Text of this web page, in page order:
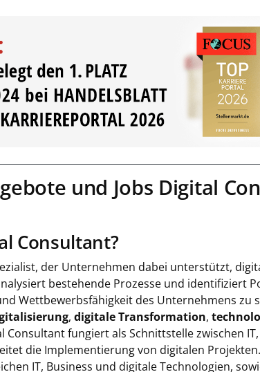
und Jobs Digital
Consultant?
der Unternehmen dabei unterstützt,
bestehende Prozesse und identifiziert
Wettbewerbsfähigkeit des Unternehmens zu
, digitale Transformation,
Consultant fungiert als Schnittstelle zwischen
die Implementierung von digitalen
IT, Business und digitale Technologien,